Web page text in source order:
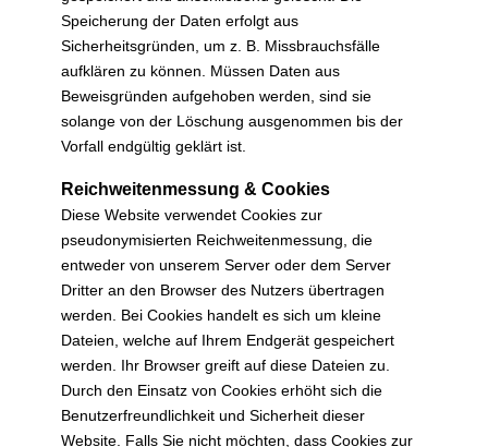
Speicherung der Daten erfolgt aus
Sicherheitsgründen, um z. B. Missbrauchsfälle
aufklären zu können. Müssen Daten aus
Beweisgründen aufgehoben werden, sind sie
solange von der Löschung ausgenommen bis der
Vorfall endgültig geklärt ist.
Reichweitenmessung & Cookies
Diese Website verwendet Cookies zur
pseudonymisierten Reichweitenmessung, die
entweder von unserem Server oder dem Server
Dritter an den Browser des Nutzers übertragen
werden. Bei Cookies handelt es sich um kleine
Dateien, welche auf Ihrem Endgerät gespeichert
werden. Ihr Browser greift auf diese Dateien zu.
Durch den Einsatz von Cookies erhöht sich die
Benutzerfreundlichkeit und Sicherheit dieser
Website. Falls Sie nicht möchten, dass Cookies zur